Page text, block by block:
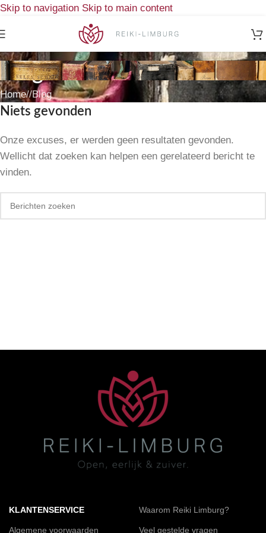
Skip to navigation Skip to main content
Blog
Home/ Blog
Niets gevonden
Onze excuses, er werden geen resultaten gevonden.
Wellicht dat zoeken kan helpen een gerelateerd bericht te
vinden.
KLANTENSERVICE
Algemene voorwaarden
Waarom Reiki Limburg?
Veel gestelde vragen